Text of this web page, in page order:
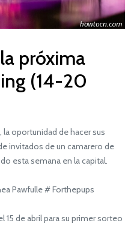
próxima
(14-20
oportunidad de hacer sus
invitados de un camarero de
esta semana en la capital.
Pawfulle # Forthepups
15 de abril para su primer sorteo